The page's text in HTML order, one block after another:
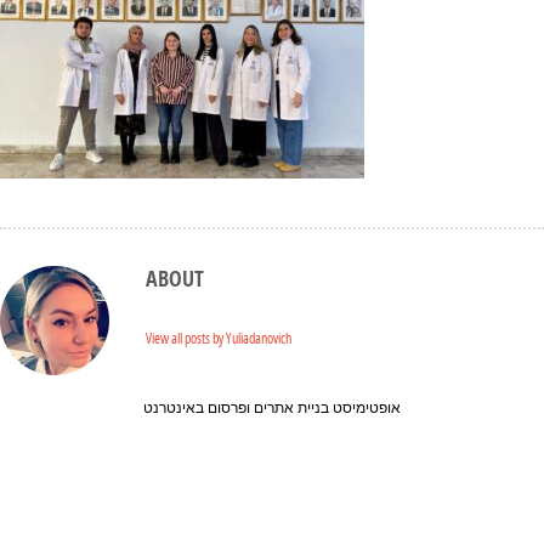
ABOUT
View all posts by Yuliadanovich
אופטימיסט בניית אתרים ופרסום באינטרנט